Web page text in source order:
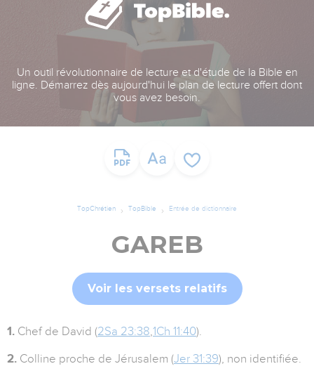
Un outil révolutionnaire de lecture et d'étude de la Bible en
ligne. Démarrez dès aujourd'hui le plan de lecture offert dont
vous avez besoin.
TopChrétien TopBible Entrée de dictionnaire
GAREB
Voir les versets relatifs
1. Chef de David (2Sa 23:38,1Ch 11:40).
2. Colline proche de Jérusalem (Jer 31:39), non identifiée.